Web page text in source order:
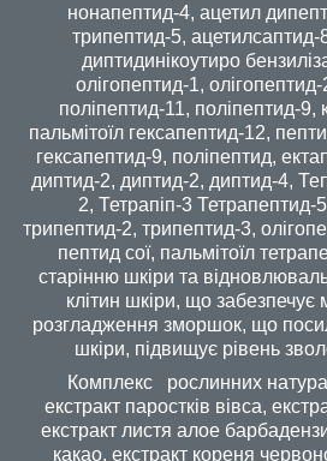
нонапептид-4, ацетил
трипептид-5,
диптидинікоутиро
олігопептид-1,
поліпептид-11, поліпептид-9,
пальмітоїл гексапептид-12,
гексапептид-9, поліпептид,
диптид-2, диптид-2, диптид-4,
2, Тетрапіп-3 Тетрапептид-
трипептид-2, трипептид-3,
пептид сої, пальмітоїл
старінню шкіри та
клітин шкіри, що забезпечує
розгладження зморшок, що
шкіри, підвищує рівень
Комплекс рослинних
екстракт паростків вівса,
екстракт листя алое
какао, екстракт кореня